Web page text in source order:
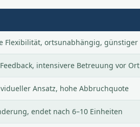
Flexibilität, ortsunabhängig, günstiger
intensivere Betreuung vor Ort
Ansatz, hohe Abbruchquote
endet nach 6–10 Einheiten